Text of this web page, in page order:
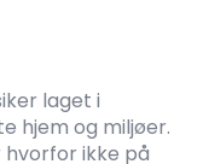
laget i
hjem og miljøer.
ikke på